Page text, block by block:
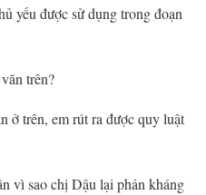
yếu được sử dụng trong đoạn
trên?
ở trên, em rút ra được quy luật
vì sao chị Dậu lại phản kháng